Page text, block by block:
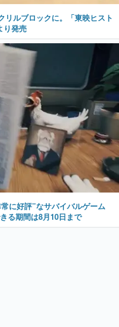
リルブロックに。「東映ヒスト
り発売
に好評”なサバイバルゲーム
る期間は8月10日まで